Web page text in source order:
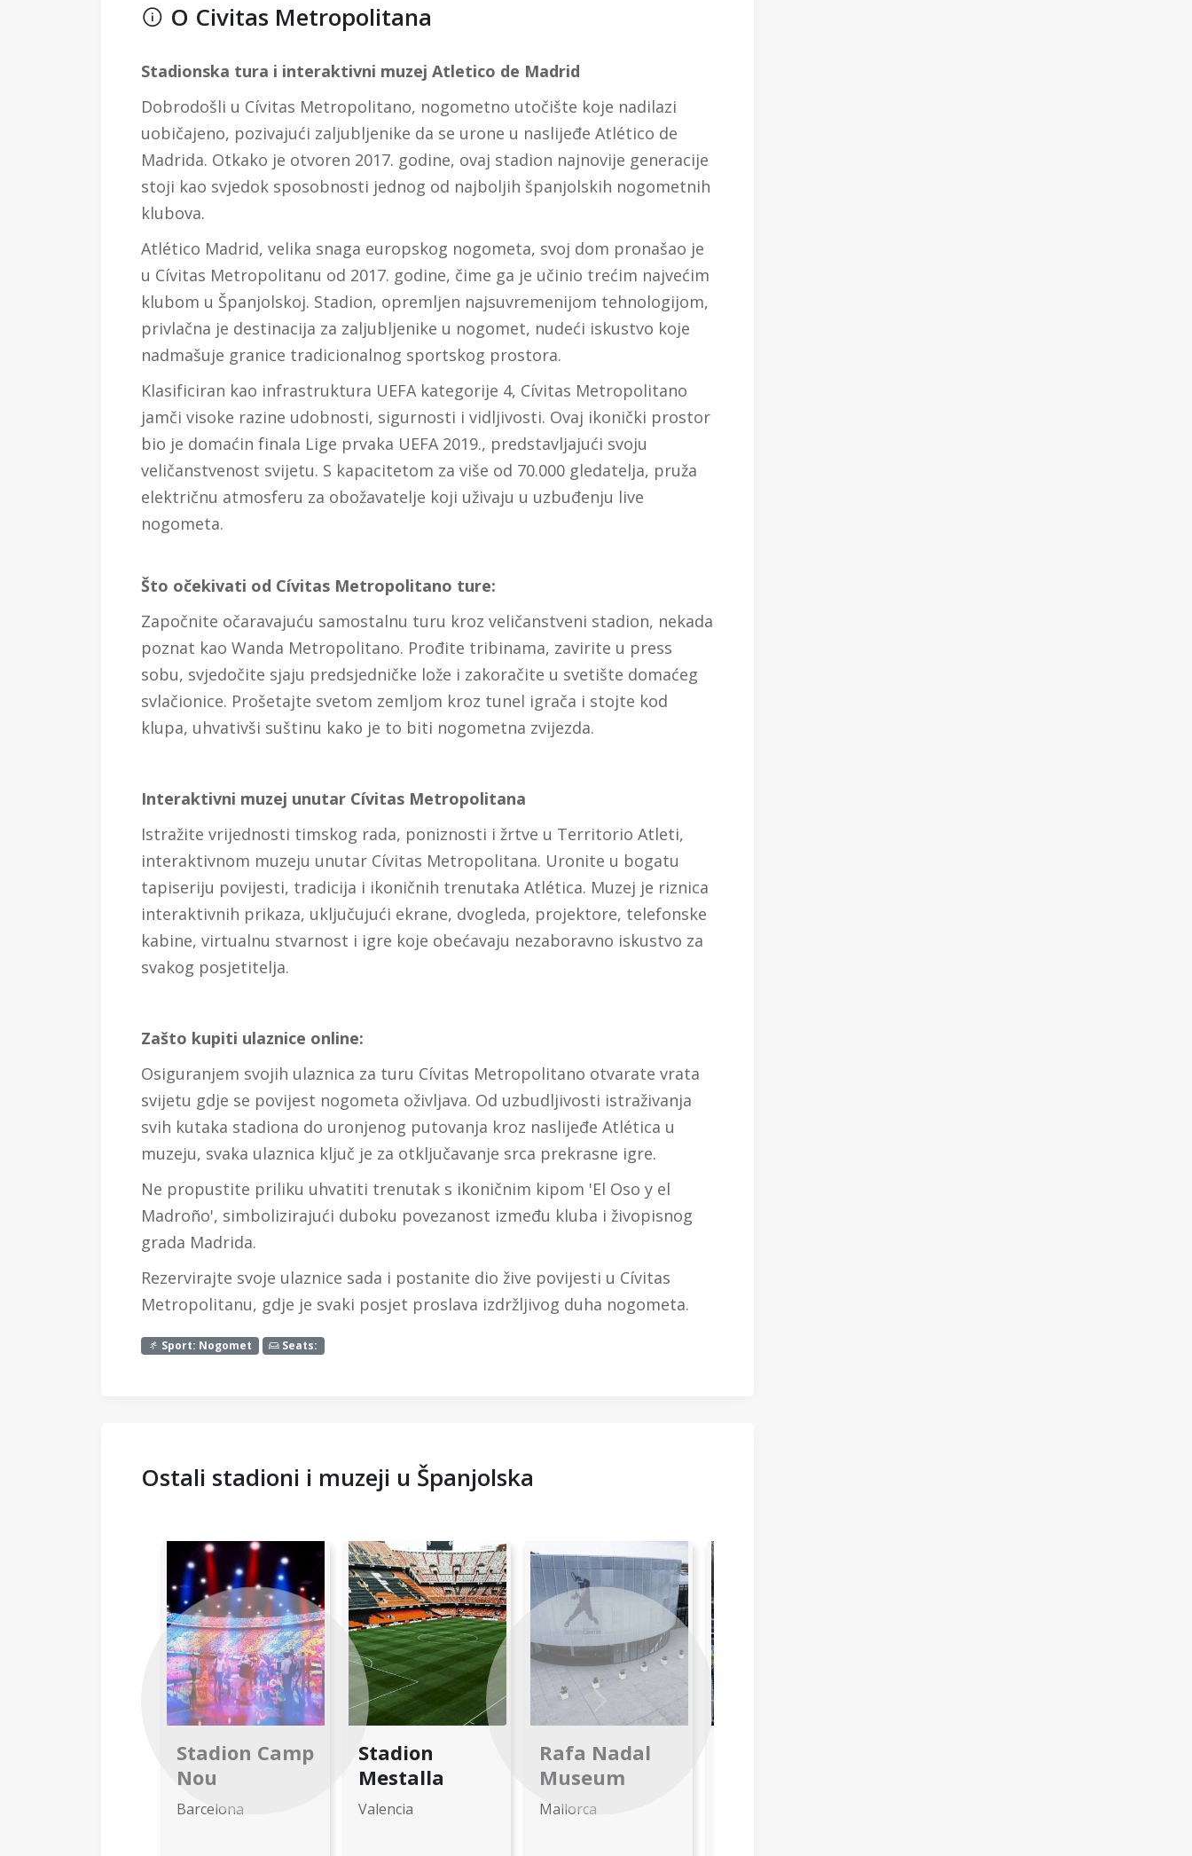
O Civitas Metropolitana
Stadionska tura i interaktivni muzej Atletico de Madrid
Dobrodošli u Cívitas Metropolitano, nogometno utočište koje nadilazi
uobičajeno, pozivajući zaljubljenike da se urone u naslijeđe Atlético de
Madrida. Otkako je otvoren 2017. godine, ovaj stadion najnovije generacije
stoji kao svjedok sposobnosti jednog od najboljih španjolskih nogometnih
klubova.
Atlético Madrid, velika snaga europskog nogometa, svoj dom pronašao je
u Cívitas Metropolitanu od 2017. godine, čime ga je učinio trećim najvećim
klubom u Španjolskoj. Stadion, opremljen najsuvremenijom tehnologijom,
privlačna je destinacija za zaljubljenike u nogomet, nudeći iskustvo koje
nadmašuje granice tradicionalnog sportskog prostora.
Klasificiran kao infrastruktura UEFA kategorije 4, Cívitas Metropolitano
jamči visoke razine udobnosti, sigurnosti i vidljivosti. Ovaj ikonički prostor
bio je domaćin finala Lige prvaka UEFA 2019., predstavljajući svoju
veličanstvenost svijetu. S kapacitetom za više od 70.000 gledatelja, pruža
električnu atmosferu za obožavatelje koji uživaju u uzbuđenju live
nogometa.
Što očekivati od Cívitas Metropolitano ture:
Započnite očaravajuću samostalnu turu kroz veličanstveni stadion, nekada
poznat kao Wanda Metropolitano. Prođite tribinama, zavirite u press
sobu, svjedočite sjaju predsjedničke lože i zakoračite u svetište domaćeg
svlačionice. Prošetajte svetom zemljom kroz tunel igrača i stojte kod
klupa, uhvativši suštinu kako je to biti nogometna zvijezda.
Interaktivni muzej unutar Cívitas Metropolitana
Istražite vrijednosti timskog rada, poniznosti i žrtve u Territorio Atleti,
interaktivnom muzeju unutar Cívitas Metropolitana. Uronite u bogatu
tapiseriju povijesti, tradicija i ikoničnih trenutaka Atlética. Muzej je riznica
interaktivnih prikaza, uključujući ekrane, dvogleda, projektore, telefonske
kabine, virtualnu stvarnost i igre koje obećavaju nezaboravno iskustvo za
svakog posjetitelja.
Zašto kupiti ulaznice online:
Osiguranjem svojih ulaznica za turu Cívitas Metropolitano otvarate vrata
svijetu gdje se povijest nogometa oživljava. Od uzbudljivosti istraživanja
svih kutaka stadiona do uronjenog putovanja kroz naslijeđe Atlética u
muzeju, svaka ulaznica ključ je za otključavanje srca prekrasne igre.
Ne propustite priliku uhvatiti trenutak s ikoničnim kipom 'El Oso y el
Madroño', simbolizirajući duboku povezanost između kluba i živopisnog
grada Madrida.
Rezervirajte svoje ulaznice sada i postanite dio žive povijesti u Cívitas
Metropolitanu, gdje je svaki posjet proslava izdržljivog duha nogometa.
Sport: Nogomet Seats:
Ostali stadioni i muzeji u Španjolska
Stadion Camp
Nou
Barcelona
Stadion
Mestalla
Valencia
Rafa Nadal
Museum
Mallorca
Previous Next